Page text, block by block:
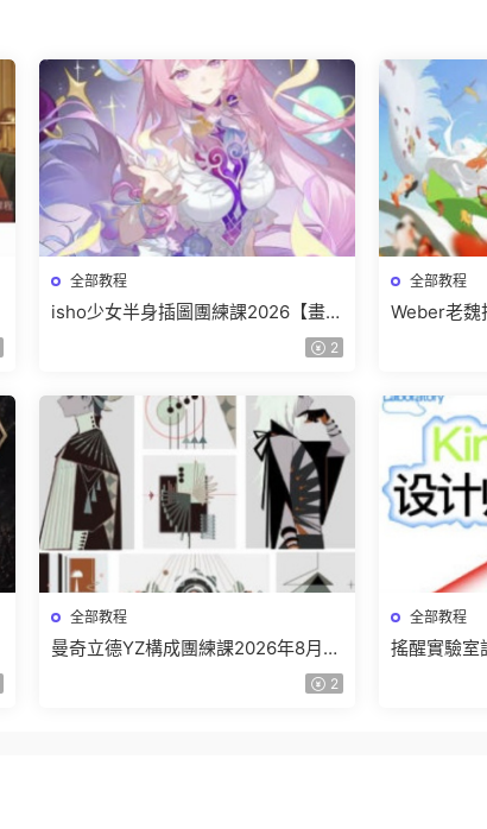
全部教程
isho少女半身插圖團練課2026【畫質
2
全部教程
Weber老魏
全部教程
曼奇立德YZ構成團練課2026年8月已
2
全部教程
搖醒實驗室